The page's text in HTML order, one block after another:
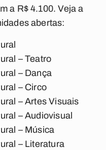
a R$ 4.100. Veja a
abertas:
– Teatro
– Dança
– Circo
– Artes Visuais
– Audiovisual
– Música
– Literatura